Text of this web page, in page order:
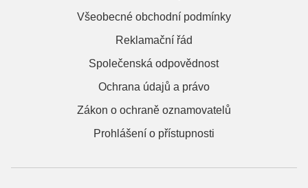
Všeobecné obchodní podmínky
Reklamační řád
Společenská odpovědnost
Ochrana údajů a právo
Zákon o ochraně oznamovatelů
Prohlášení o přístupnosti